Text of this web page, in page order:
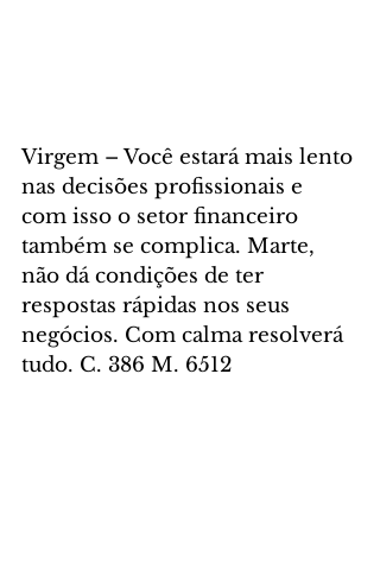
Virgem – Você estará mais lento
nas decisões profissionais e
com isso o setor financeiro
também se complica. Marte,
não dá condições de ter
respostas rápidas nos seus
negócios. Com calma resolverá
tudo. C. 386 M. 6512